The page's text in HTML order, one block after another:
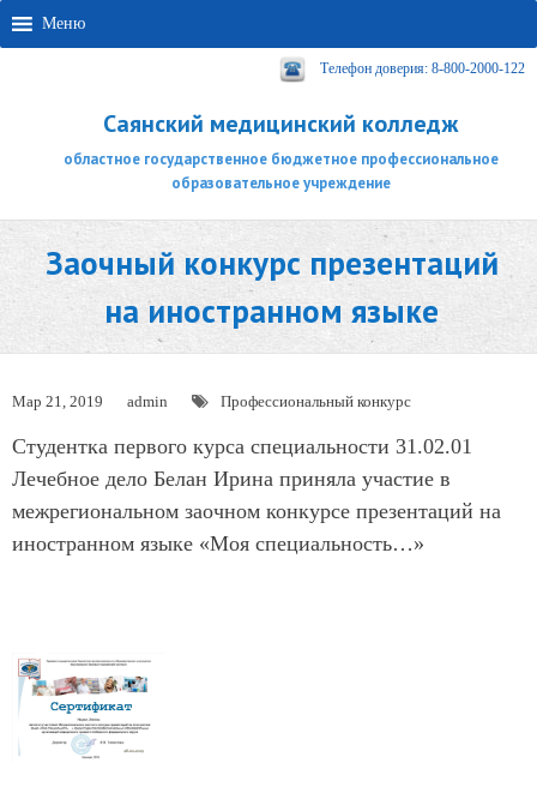
Меню
Телефон доверия: 8-800-2000-122
Саянский медицинский колледж
областное государственное бюджетное профессиональное
образовательное учреждение
Заочный конкурс презентаций
на иностранном языке
Мар 21, 2019 admin Профессиональный конкурс
Студентка первого курса специальности 31.02.01
Лечебное дело Белан Ирина приняла участие в
межрегиональном заочном конкурсе презентаций на
иностранном языке «Моя специальность…»